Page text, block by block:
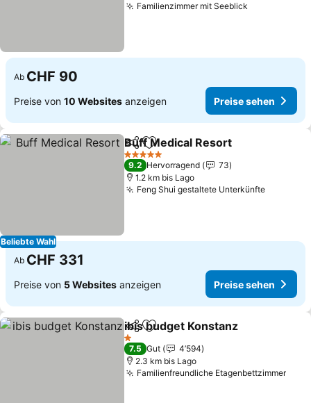
Familienzimmer mit Seeblick
Ab CHF 90
Preise von 10 Websites anzeigen Preise sehen
Beliebte Wahl
TeilenZu Favoriten hinzufügen
Buff Medical Resort
5 Sterne
9.2 Hervorragend
73
1.2 km bis Lago
Feng Shui gestaltete Unterkünfte
Ab CHF 331
Preise von 5 Websites anzeigen Preise sehen
TeilenZu Favoriten hinzufügen
ibis budget Konstanz
1 Sterne
7.5 Gut
4’594
2.3 km bis Lago
Familienfreundliche Etagenbettzimmer